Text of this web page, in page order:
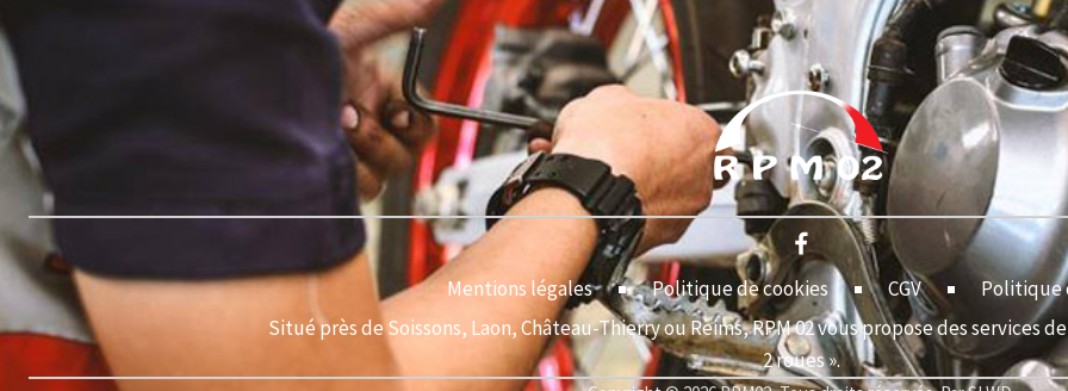
Mentions légales Politique de cookies CGV
Politique
Situé près de Soissons, Laon, Château-Thierry ou Reims, RPM 02 vous propose des services
2 roues ».